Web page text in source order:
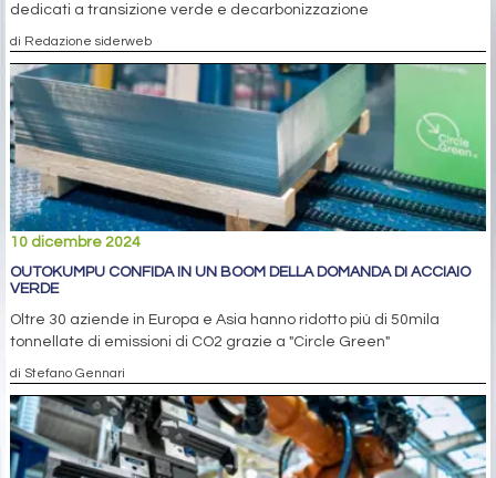
dedicati a transizione verde e decarbonizzazione
di Redazione siderweb
10 dicembre 2024
OUTOKUMPU CONFIDA IN UN BOOM DELLA DOMANDA DI ACCIAIO
VERDE
Oltre 30 aziende in Europa e Asia hanno ridotto più di 50mila
tonnellate di emissioni di CO2 grazie a "Circle Green"
di Stefano Gennari